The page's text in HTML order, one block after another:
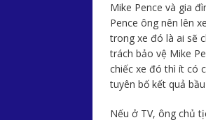
Mike Pence và gia
Pence ông nên lên
trong xe đó là ai sẽ
trách bảo vệ Mike
chiếc xe đó thì ít có
tuyên bố kết quả
Nếu ở TV, ông chủ